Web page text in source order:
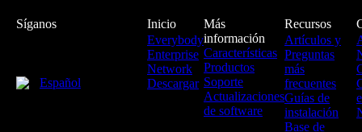
Síganos
Español
Inicio
Everybody
Enterprise
Network
Descargar
Más
información
Características
Productos
Soporte
Actualizaciones
de software
Recursos
Artículos y
Preguntas
más
frecuentes
Guías de
instalación
Base de